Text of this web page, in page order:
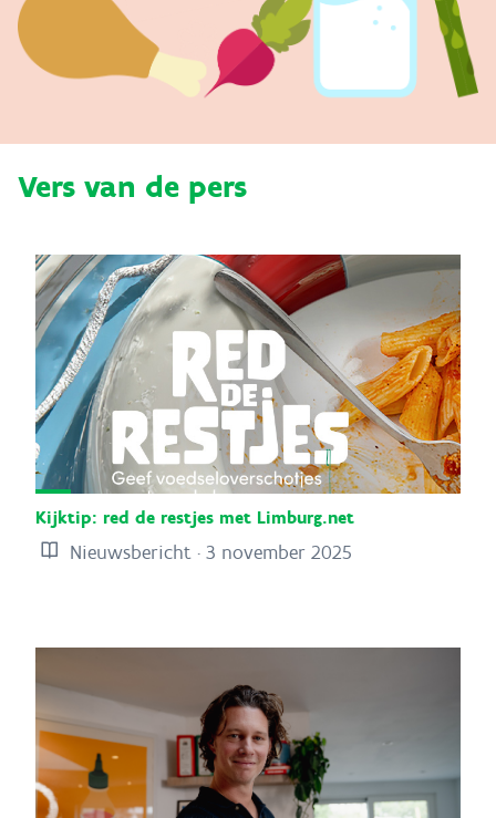
Vers van de pers
Kijktip: red de restjes met Limburg.net
Nieuwsbericht · 3 november 2025